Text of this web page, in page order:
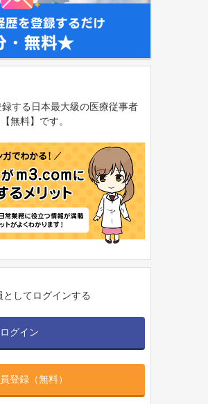
する日本最大級の医療従事者
無料】です。
してログインする
ログイン
登録（無料）